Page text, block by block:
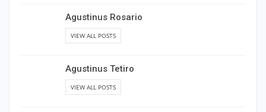
Agustinus Rosario
VIEW ALL POSTS
Agustinus Tetiro
VIEW ALL POSTS